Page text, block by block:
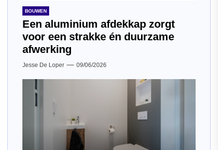
BOUWEN
Een aluminium afdekkap zorgt
voor een strakke én duurzame
afwerking
Jesse De Loper 09/06/2026